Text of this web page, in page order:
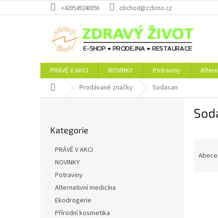
na
+420549240056 obchod@zzbrno.cz
PRÁVĚ V AKCI NOVINKY Potraviny
Domů Prodávané značky Sodasan
kategorie
Kategorie
PRÁVĚ V AKCI
NOVINKY
Potraviny
Alternativní medicína
Ekodrogerie
Přírodní kosmetika